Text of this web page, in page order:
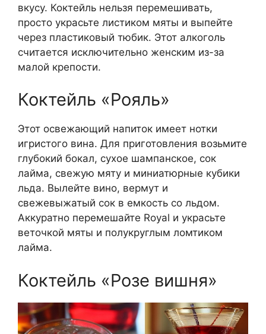
вкусу. Коктейль нельзя перемешивать,
просто украсьте листиком мяты и выпейте
через пластиковый тюбик. Этот алкоголь
считается исключительно женским из-за
малой крепости.
Коктейль «Рояль»
Этот освежающий напиток имеет нотки
игристого вина. Для приготовления возьмите
глубокий бокал, сухое шампанское, сок
лайма, свежую мяту и миниатюрные кубики
льда. Вылейте вино, вермут и
свежевыжатый сок в емкость со льдом.
Аккуратно перемешайте Royal и украсьте
веточкой мяты и полукруглым ломтиком
лайма.
Коктейль «Розе вишня»